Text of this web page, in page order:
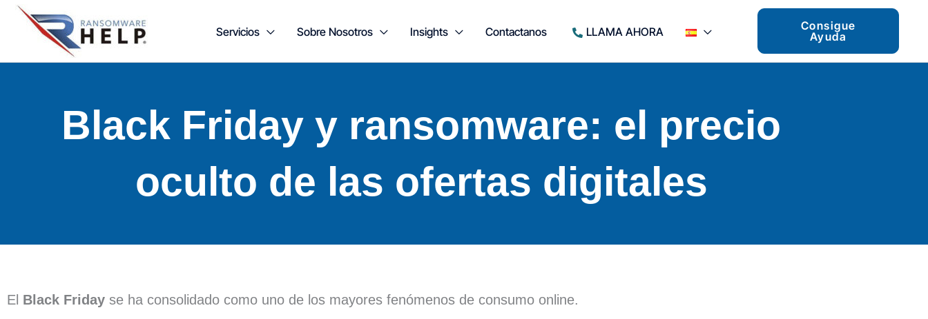
Servicios Sobre Nosotros Insights Contactanos LLAMA AHORA
Consigue
Ayuda
Black Friday y ransomware: el precio
oculto de las ofertas digitales
El Black Friday se ha consolidado como uno de los mayores fenómenos de consumo online.